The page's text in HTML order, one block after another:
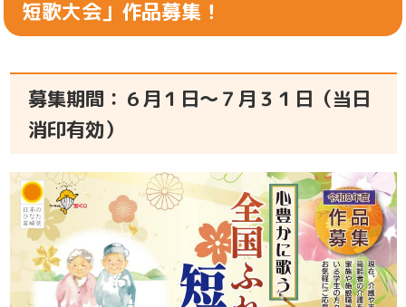
短歌大会」作品募集！
募集期間：６月１日～７月３１日（当日
消印有効）